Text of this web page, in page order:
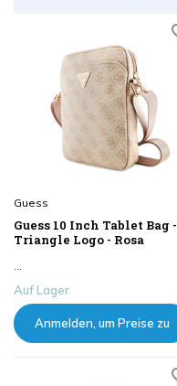
Guess
Guess 10 Inch Tablet Bag -
Triangle Logo - Rosa
...
Auf Lager
Anmelden, um Preise zu